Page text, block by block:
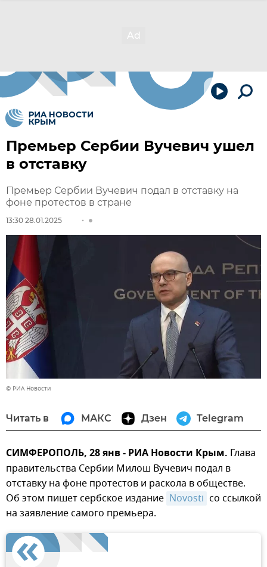
Премьер Сербии Вучевич ушел
в отставку
Премьер Сербии Вучевич подал в отставку на
фоне протестов в стране
13:30 28.01.2025
© РИА Новости
Читать в МАКС Дзен Telegram
СИМФЕРОПОЛЬ, 28 янв - РИА Новости Крым. Глава
правительства Сербии Милош Вучевич подал в
отставку на фоне протестов и раскола в обществе.
Об этом пишет сербское издание Novosti со ссылкой
на заявление самого премьера.